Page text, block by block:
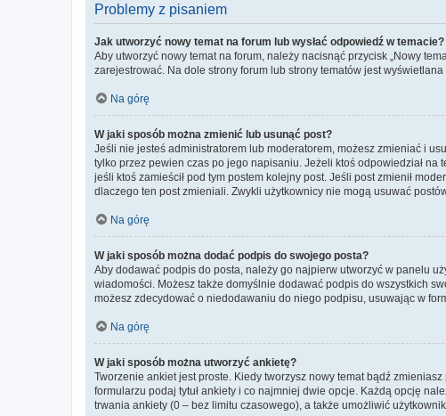
Problemy z pisaniem
Jak utworzyć nowy temat na forum lub wysłać odpowiedź w temacie?
Aby utworzyć nowy temat na forum, należy nacisnąć przycisk „Nowy
zarejestrować. Na dole strony forum lub strony tematów jest
Na górę
W jaki sposób można zmienić lub usunąć post?
Jeśli nie jesteś administratorem lub moderatorem, możesz zmieniać i
tylko przez pewien czas po jego napisaniu. Jeżeli ktoś odpowiedział na
jeśli ktoś zamieścił pod tym postem kolejny post. Jeśli post zmienił
dlaczego ten post zmieniali. Zwykli użytkownicy nie mogą usuwać
Na górę
W jaki sposób można dodać podpis do swojego posta?
Aby dodawać podpis do posta, należy go najpierw utworzyć w panelu
wiadomości. Możesz także domyślnie dodawać podpis do wszystkich
możesz zdecydować o niedodawaniu do niego podpisu, usuwając w
Na górę
W jaki sposób można utworzyć ankietę?
Tworzenie ankiet jest proste. Kiedy tworzysz nowy temat bądź
formularzu podaj tytuł ankiety i co najmniej dwie opcje. Każdą opcję
trwania ankiety (0 – bez limitu czasowego), a także umożliwić